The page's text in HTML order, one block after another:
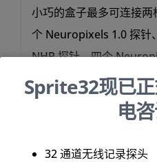
小巧的盒子最多可连接
个 Neuropixels 1.0 探
NHP 探针、四个
Neuropixels 2.0 QB 多
各种硬件和软件触发模
Open Ephys 软件兼容，
Sprite32现已
电咨
32 通道无线记录探头